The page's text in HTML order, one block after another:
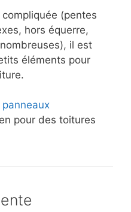
compliquée (pentes
hors équerre,
il est
éléments pour
pour des toitures